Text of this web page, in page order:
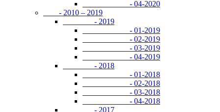
- 04-2020
- 2010 – 2019
- 2019
- 01-2019
- 02-2019
- 03-2019
- 04-2019
- 2018
- 01-2018
- 02-2018
- 03-2018
- 04-2018
- 2017